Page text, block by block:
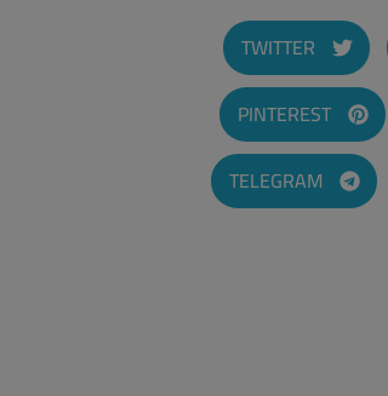
TWITTER
PINTEREST
TELEGRAM